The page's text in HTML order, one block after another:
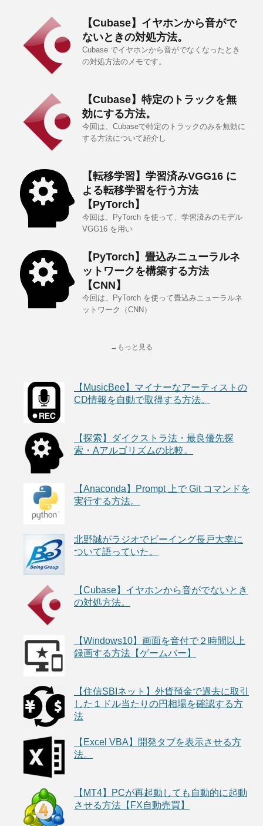
【Cubase】イヤホンから音がで
ないときの対処方法。
Cubase でイヤホンから音がでなくなったとき
の対処方法のメモです。
【Cubase】特定のトラックを無
効にする方法。
今回は、Cubaseで特定のトラックのみを無効に
する方法について紹介し
【転移学習】学習済みVGG16 に
よる転移学習を行う方法
【PyTorch】
今回は、PyTorch を使って、学習済みのモデル
VGG16 を用い
【PyTorch】畳込みニューラルネ
ットワークを構築する方法
【CNN】
今回は、PyTorch を使って畳込みニューラルネ
ットワーク（CNN）
→もっと見る
【MusicBee】マイナーなアーティストの
CD情報を自動で取得する方法。
【探索】ダイクストラ法・最良優先探
索・Aアルゴリズムの比較。
【Anaconda】Prompt 上で Git コマンドを
実行する方法。
北野誠がラジオでビーイング長戸大幸に
ついて語っていた。
【Cubase】イヤホンから音がでないとき
の対処方法。
【Windows10】画面を音付で２時間以上
録画する方法【ゲームバー】
【住信SBIネット】外貨預金で過去に取引
した１ドル当たりの円相場を確認する方
法
【Excel VBA】開発タブを表示させる方
法。
【MT4】PCが再起動しても自動的に起動
させる方法【FX自動売買】